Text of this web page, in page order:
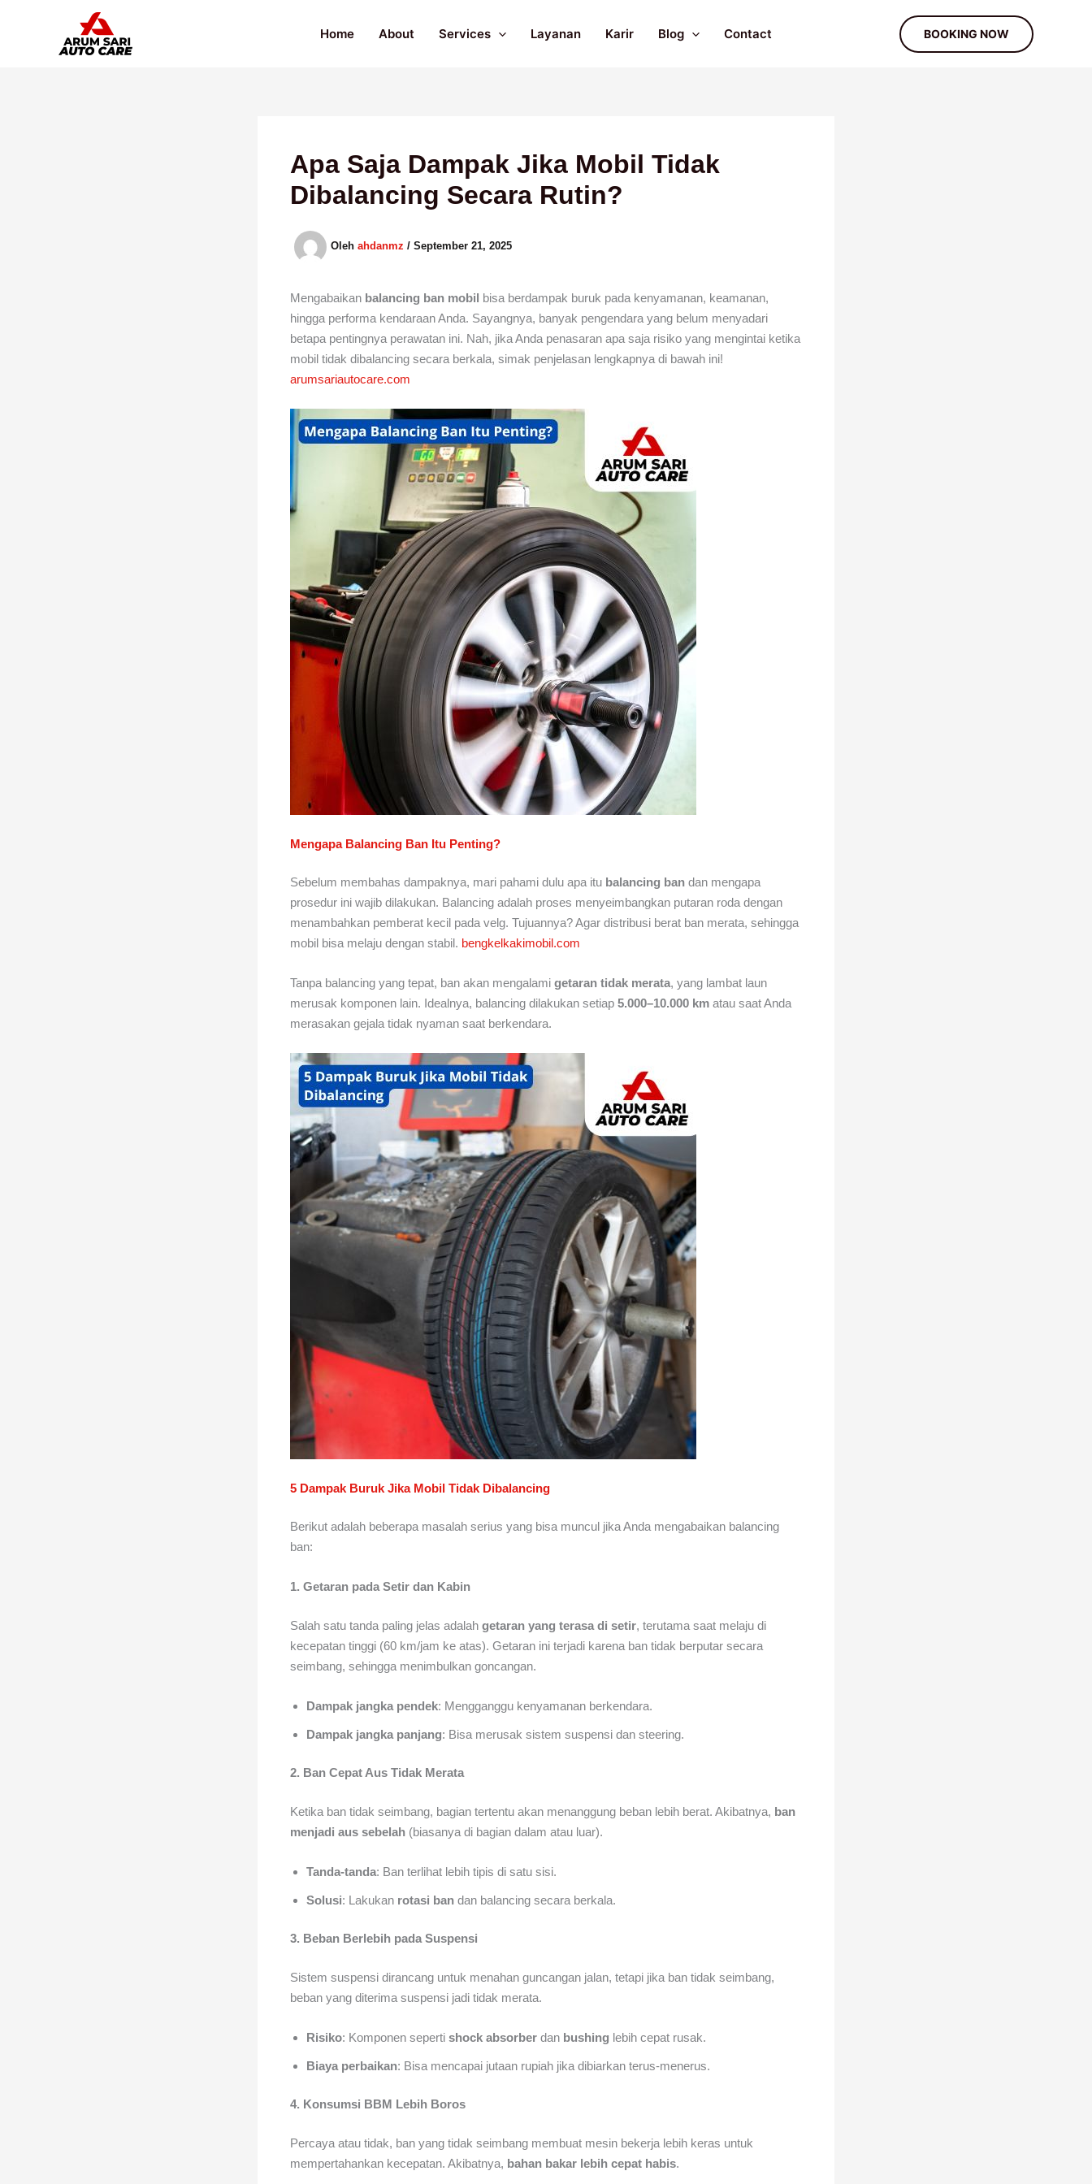
Home About Services Layanan Karir Blog Contact BOOKING NOW
Apa Saja Dampak Jika Mobil Tidak
Dibalancing Secara Rutin?
Oleh ahdanmz / September 21, 2025
Mengabaikan balancing ban mobil bisa berdampak buruk pada kenyamanan, keamanan,
hingga performa kendaraan Anda. Sayangnya, banyak pengendara yang belum menyadari
betapa pentingnya perawatan ini. Nah, jika Anda penasaran apa saja risiko yang mengintai ketika
mobil tidak dibalancing secara berkala, simak penjelasan lengkapnya di bawah ini!
arumsariautocare.com
Mengapa Balancing Ban Itu Penting?
Sebelum membahas dampaknya, mari pahami dulu apa itu balancing ban dan mengapa
prosedur ini wajib dilakukan. Balancing adalah proses menyeimbangkan putaran roda dengan
menambahkan pemberat kecil pada velg. Tujuannya? Agar distribusi berat ban merata, sehingga
mobil bisa melaju dengan stabil. bengkelkakimobil.com
Tanpa balancing yang tepat, ban akan mengalami getaran tidak merata, yang lambat laun
merusak komponen lain. Idealnya, balancing dilakukan setiap 5.000–10.000 km atau saat Anda
merasakan gejala tidak nyaman saat berkendara.
5 Dampak Buruk Jika Mobil Tidak Dibalancing
Berikut adalah beberapa masalah serius yang bisa muncul jika Anda mengabaikan balancing
ban:
1. Getaran pada Setir dan Kabin
Salah satu tanda paling jelas adalah getaran yang terasa di setir, terutama saat melaju di
kecepatan tinggi (60 km/jam ke atas). Getaran ini terjadi karena ban tidak berputar secara
seimbang, sehingga menimbulkan goncangan.
Dampak jangka pendek: Mengganggu kenyamanan berkendara.
Dampak jangka panjang: Bisa merusak sistem suspensi dan steering.
2. Ban Cepat Aus Tidak Merata
Ketika ban tidak seimbang, bagian tertentu akan menanggung beban lebih berat. Akibatnya, ban
menjadi aus sebelah (biasanya di bagian dalam atau luar).
Tanda-tanda: Ban terlihat lebih tipis di satu sisi.
Solusi: Lakukan rotasi ban dan balancing secara berkala.
3. Beban Berlebih pada Suspensi
Sistem suspensi dirancang untuk menahan guncangan jalan, tetapi jika ban tidak seimbang,
beban yang diterima suspensi jadi tidak merata.
Risiko: Komponen seperti shock absorber dan bushing lebih cepat rusak.
Biaya perbaikan: Bisa mencapai jutaan rupiah jika dibiarkan terus-menerus.
4. Konsumsi BBM Lebih Boros
Percaya atau tidak, ban yang tidak seimbang membuat mesin bekerja lebih keras untuk
mempertahankan kecepatan. Akibatnya, bahan bakar lebih cepat habis.